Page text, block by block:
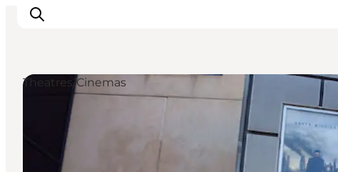
Events
Eat and Drink
Shopping in Svendborg
Theatres/Cinemas